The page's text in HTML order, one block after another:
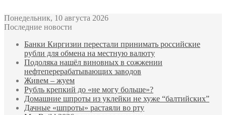
Понедельник, 10 августа 2026
Последние новости
Банки Киргизии перестали принимать российские
рубли для обмена на местную валюту
Подоляка нашёл виновных в сожжении
нефтеперерабатывающих заводов
Живем – жуем
Рубль крепкий до «не могу больше»?
Домашние шпроты из уклейки не хуже “балтийских”
Дачные «шпроты» растаяли во рту